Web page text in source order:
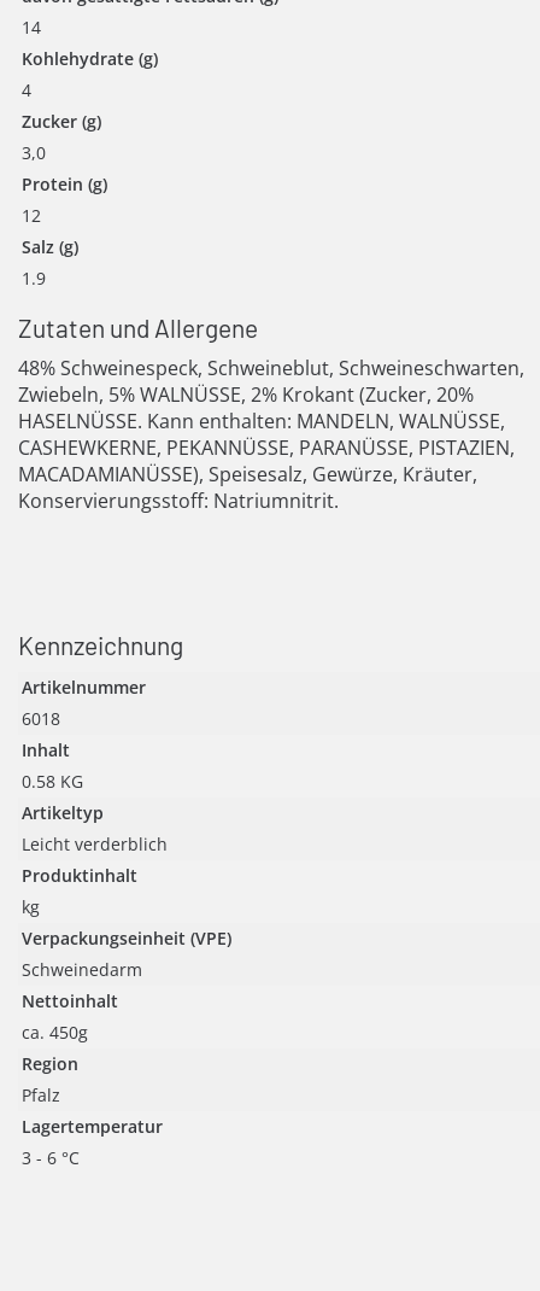
14
Kohlehydrate (g)
4
Zucker (g)
3,0
Protein (g)
12
Salz (g)
1.9
Zutaten und Allergene
48% Schweinespeck, Schweineblut, Schweineschwarten,
Zwiebeln, 5% WALNÜSSE, 2% Krokant (Zucker, 20%
HASELNÜSSE. Kann enthalten: MANDELN, WALNÜSSE,
CASHEWKERNE, PEKANNÜSSE, PARANÜSSE, PISTAZIEN,
MACADAMIANÜSSE), Speisesalz, Gewürze, Kräuter,
Konservierungsstoff: Natriumnitrit.
Kennzeichnung
Artikelnummer
6018
Inhalt
0.58 KG
Artikeltyp
Leicht verderblich
Produktinhalt
kg
Verpackungseinheit (VPE)
Schweinedarm
Nettoinhalt
ca. 450g
Region
Pfalz
Lagertemperatur
3 - 6 °C